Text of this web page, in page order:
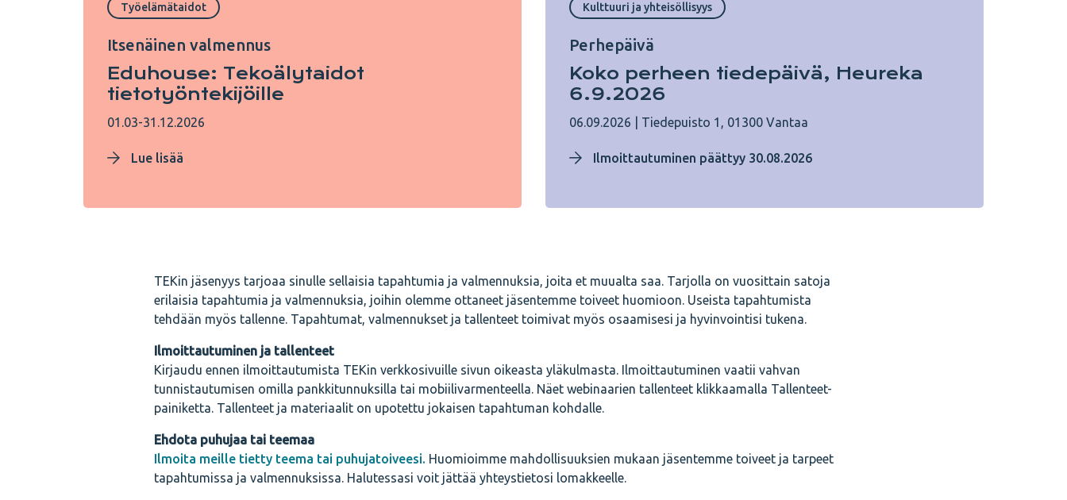
Työelämätaidot
Itsenäinen valmennus
Eduhouse: Tekoälytaidot
tietotyöntekijöille
01.03-31.12.2026
Lue lisää
Kulttuuri ja yhteisöllisyys
Perhepäivä
Koko perheen tiedepäivä, Heureka
6.9.2026
06.09.2026 Tiedepuisto 1, 01300 Vantaa
Ilmoittautuminen päättyy 30.08.2026
TEKin jäsenyys tarjoaa sinulle sellaisia tapahtumia ja valmennuksia, joita et muualta saa. Tarjolla on vuosittain satoja
erilaisia tapahtumia ja valmennuksia, joihin olemme ottaneet jäsentemme toiveet huomioon. Useista tapahtumista
tehdään myös tallenne. Tapahtumat, valmennukset ja tallenteet toimivat myös osaamisesi ja hyvinvointisi tukena.
Ilmoittautuminen ja tallenteet
Kirjaudu ennen ilmoittautumista TEKin verkkosivuille sivun oikeasta yläkulmasta. Ilmoittautuminen vaatii vahvan
tunnistautumisen omilla pankkitunnuksilla tai mobiilivarmenteella. Näet webinaarien tallenteet klikkaamalla Tallenteet-
painiketta. Tallenteet ja materiaalit on upotettu jokaisen tapahtuman kohdalle.
Ehdota puhujaa tai teemaa
Ilmoita meille tietty teema tai puhujatoiveesi. Huomioimme mahdollisuuksien mukaan jäsentemme toiveet ja tarpeet
tapahtumissa ja valmennuksissa. Halutessasi voit jättää yhteystietosi lomakkeelle.